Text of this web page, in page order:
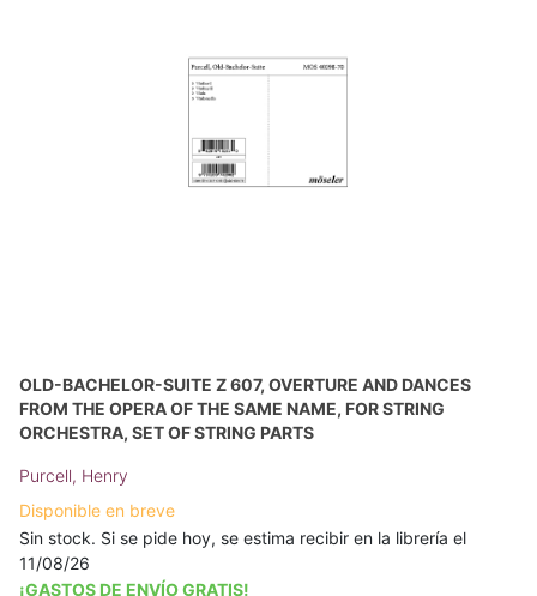
OLD-BACHELOR-SUITE Z 607, OVERTURE AND DANCES
FROM THE OPERA OF THE SAME NAME, FOR STRING
ORCHESTRA, SET OF STRING PARTS
Purcell, Henry
Disponible en breve
Sin stock. Si se pide hoy, se estima recibir en la librería el
11/08/26
¡GASTOS DE ENVÍO GRATIS!